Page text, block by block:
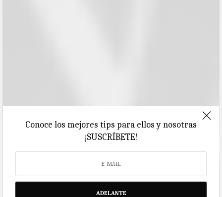
Conoce los mejores tips para ellos y nosotras
¡SUSCRÍBETE!
ADELANTE